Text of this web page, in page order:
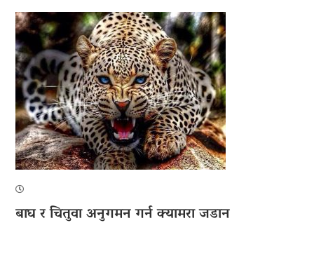
बाघ र चितुवा अनुगमन गर्न क्यामरा जडान